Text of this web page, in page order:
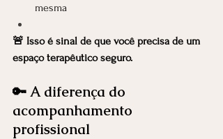
mesma
🚨 Isso é sinal de que você precisa de um
espaço terapêutico seguro.
🔑 A diferença do
acompanhamento
profissional